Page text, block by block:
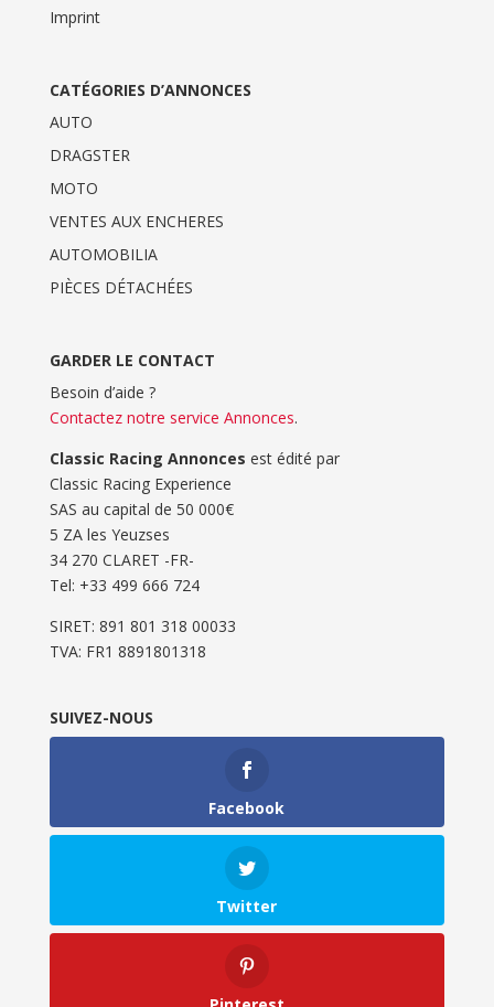
Imprint
CATÉGORIES D’ANNONCES
AUTO
DRAGSTER
MOTO
VENTES AUX ENCHERES
AUTOMOBILIA
PIÈCES DÉTACHÉES
GARDER LE CONTACT
Besoin d’aide ?
Contactez notre service Annonces.
Classic Racing Annonces est édité par
Classic Racing Experience
SAS au capital de 50 000€
5 ZA les Yeuzses
34 270 CLARET -FR-
Tel: ‭+33 499 666 724‬
SIRET: 891 801 318 00033
TVA: FR1 8891801318
SUIVEZ-NOUS
Facebook
Twitter